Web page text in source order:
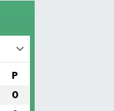
P
0